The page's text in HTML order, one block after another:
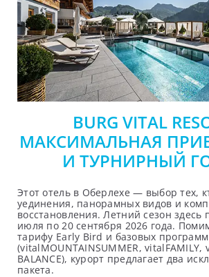
BURG VITAL
МАКСИМАЛЬНАЯ
И ТУРНИРНЫЙ
Этот отель в Оберлехе — выбор тех,
уединения, панорамных видов и
восстановления. Летний сезон здесь
июля по 20 сентября 2026 года.
тарифу Early Bird и базовых программ
(vitalMOUNTAINSUMMER, vitalFAMILY,
BALANCE), курорт предлагает два
пакета.